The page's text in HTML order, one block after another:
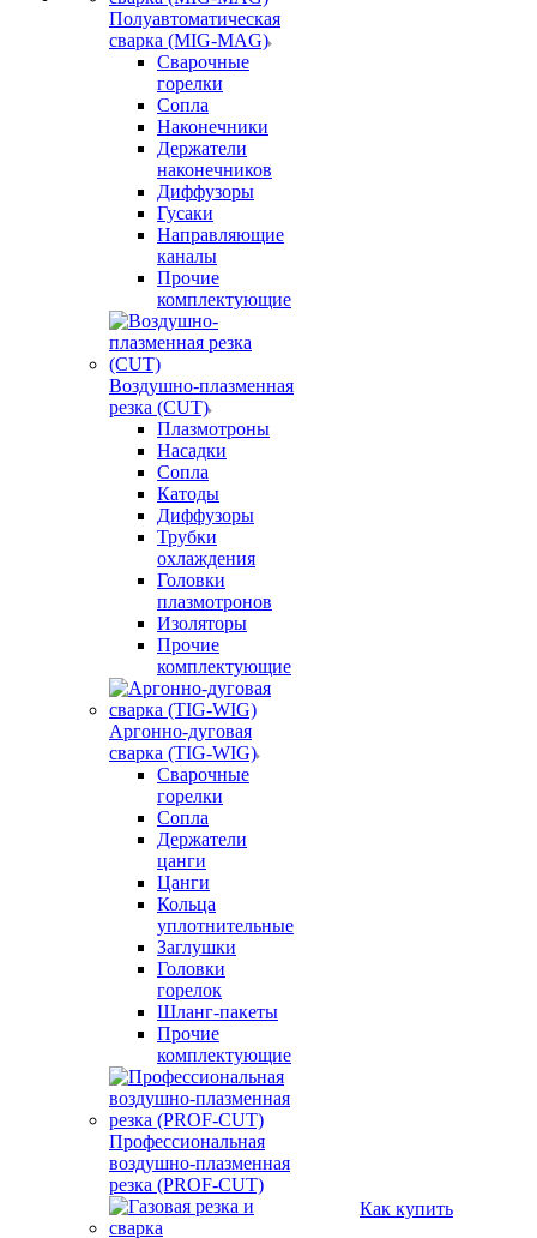
Полуавтоматическая
сварка (MIG-MAG)
Сварочные
горелки
Сопла
Наконечники
Держатели
наконечников
Диффузоры
Гусаки
Направляющие
каналы
Прочие
комплектующие
Воздушно-плазменная
резка (CUT)
Плазмотроны
Насадки
Сопла
Катоды
Диффузоры
Трубки
охлаждения
Головки
плазмотронов
Изоляторы
Прочие
комплектующие
Аргонно-дуговая
сварка (TIG-WIG)
Сварочные
горелки
Сопла
Держатели
цанги
Цанги
Кольца
уплотнительные
Заглушки
Головки
горелок
Шланг-пакеты
Прочие
комплектующие
Профессиональная
воздушно-плазменная
резка (PROF-CUT)
Как купить